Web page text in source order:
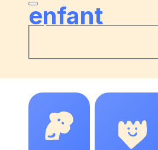
enfant